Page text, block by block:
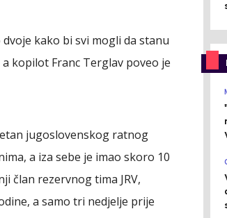
kako bi svi mogli da stanu
kopilot Franc Terglav poveo je
jugoslovenskog ratnog
a iza sebe je imao skoro 10
član rezervnog tima JRV,
a samo tri nedjelje prije